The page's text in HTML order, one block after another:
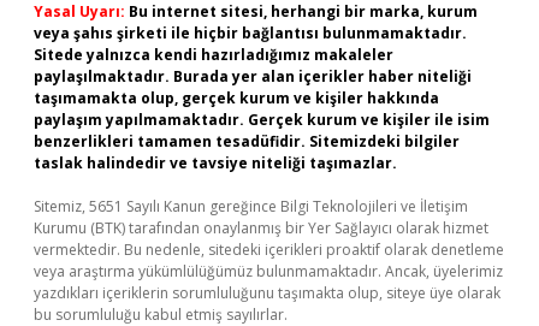
Yasal Uyarı: Bu internet sitesi, herhangi bir marka, kurum
veya şahıs şirketi ile hiçbir bağlantısı bulunmamaktadır.
Sitede yalnızca kendi hazırladığımız makaleler
paylaşılmaktadır. Burada yer alan içerikler haber niteliği
taşımamakta olup, gerçek kurum ve kişiler hakkında
paylaşım yapılmamaktadır. Gerçek kurum ve kişiler ile isim
benzerlikleri tamamen tesadüfidir. Sitemizdeki bilgiler
taslak halindedir ve tavsiye niteliği taşımazlar.
Sitemiz, 5651 Sayılı Kanun gereğince Bilgi Teknolojileri ve İletişim
Kurumu (BTK) tarafından onaylanmış bir Yer Sağlayıcı olarak hizmet
vermektedir. Bu nedenle, sitedeki içerikleri proaktif olarak denetleme
veya araştırma yükümlülüğümüz bulunmamaktadır. Ancak, üyelerimiz
yazdıkları içeriklerin sorumluluğunu taşımakta olup, siteye üye olarak
bu sorumluluğu kabul etmiş sayılırlar.